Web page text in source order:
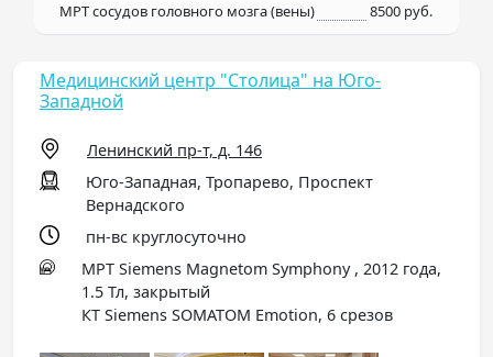
МРТ сосудов головного мозга (вены)
8500 руб.
Медицинский центр "Столица" на Юго-
Западной
Ленинский пр-т, д. 146
Юго-Западная, Тропарево, Проспект
Вернадского
пн-вс круглосуточно
МРТ Siemens Magnetom Symphony , 2012 года,
1.5 Тл, закрытый
КТ Siemens SOMATOM Emotion, 6 срезов